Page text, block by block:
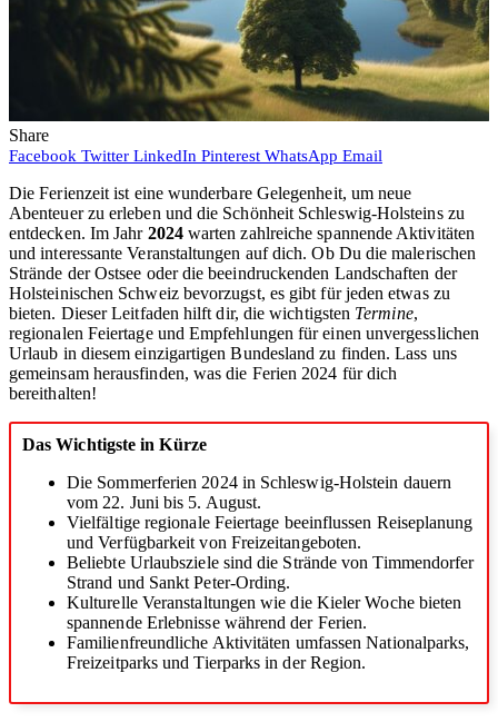
Share
Facebook Twitter LinkedIn Pinterest WhatsApp Email
Die Ferienzeit ist eine wunderbare Gelegenheit, um neue
Abenteuer zu erleben und die Schönheit Schleswig-Holsteins zu
entdecken. Im Jahr 2024warten zahlreiche spannende Aktivitäten
und interessante Veranstaltungen auf dich. Ob Du die malerischen
Strände der Ostsee oder die beeindruckenden Landschaften der
Holsteinischen Schweiz bevorzugst, es gibt für jeden etwas zu
bieten. Dieser Leitfaden hilft dir, die wichtigsten Termine,
regionalen Feiertage und Empfehlungen für einen unvergesslichen
Urlaub in diesem einzigartigen Bundesland zu finden. Lass uns
gemeinsam herausfinden, was die Ferien 2024 für dich
bereithalten!
Das Wichtigste in Kürze
Die Sommerferien 2024 in Schleswig-Holstein dauern
vom 22. Juni bis 5. August.
Vielfältige regionale Feiertage beeinflussen Reiseplanung
und Verfügbarkeit von Freizeitangeboten.
Beliebte Urlaubsziele sind die Strände von Timmendorfer
Strand und Sankt Peter-Ording.
Kulturelle Veranstaltungen wie die Kieler Woche bieten
spannende Erlebnisse während der Ferien.
Familienfreundliche Aktivitäten umfassen Nationalparks,
Freizeitparks und Tierparks in der Region.